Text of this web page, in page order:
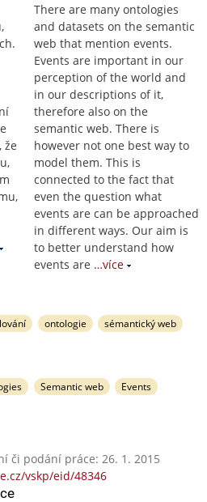
že
There are many ontologies
and datasets on the semantic
web that mention events.
Events are important in our
perception of the world and
in our descriptions of it,
therefore also on the
semantic web. There is
however not one best way to
model them. This is
connected to the fact that
even the question what
events are can be approached
in different ways. Our aim is
to better understand how
events are …více
ontologie
sémantický web
Semantic web
Events
či podání práce: 26. 1. 2015
vskp/eid/48346